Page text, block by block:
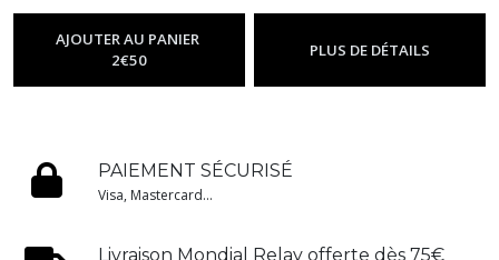
Deckbox
AJOUTER AU PANIER
2€50
Deckbox
PLUS DE DÉTAILS
PAIEMENT SÉCURISÉ
Visa, Mastercard...
Livraison Mondial Relay offerte dès 75€